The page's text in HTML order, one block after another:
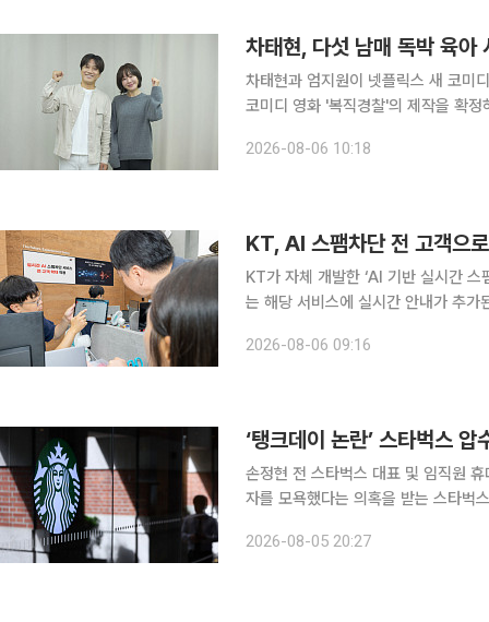
차태현, 다섯 남매 독박 육
차태현과 엄지원이 넷플릭스 새 코미디 영화 '복직
코미디 영화 '복직경찰'의 제작을 확
전에 휘말리며 벌어지는 이야기를 그
2026-08-06 10:18
KT, AI 스팸차단 전 고객으
KT가 자체 개발한 ‘AI 기반 실시간
는 해당 서비스에 실시간 안내가 추가된
비스’에 KT알뜰폰 포함 전 고객을 대
2026-08-06 09:16
‘탱크데이 논란’ 스타벅스
손정현 전 스타벅스 대표 및 임직원 휴대전화 확보 ‘탱크데이’ 프로모션으
자를 모욕했다는 의혹을 받는 스타벅스 본사가 경
서울 강남구 역삼동 센터필드 빌딩 스
2026-08-05 20:27